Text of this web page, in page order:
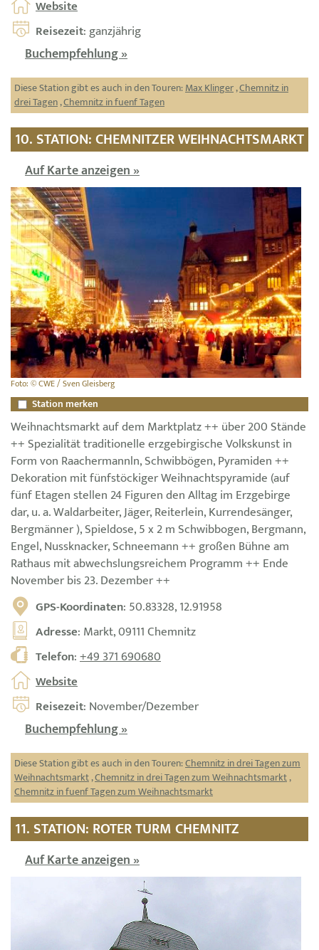
Website
Reisezeit: ganzjährig
Buchempfehlung »
Diese Station gibt es auch in den Touren:Max Klinger,Chemnitz in
drei Tagen,Chemnitz in fuenf Tagen
10. STATION: CHEMNITZER WEIHNACHTSMARKT
Auf Karte anzeigen »
Foto: © CWE / Sven Gleisberg
Station merken
Weihnachtsmarkt auf dem Marktplatz ++ über 200 Stände
++ Spezialität traditionelle erzgebirgische Volkskunst in
Form von Raachermannln, Schwibbögen, Pyramiden ++
Dekoration mit fünfstöckiger Weihnachtspyramide (auf
fünf Etagen stellen 24 Figuren den Alltag im Erzgebirge
dar, u. a. Waldarbeiter, Jäger, Reiterlein, Kurrendesänger,
Bergmänner ), Spieldose, 5 x 2 m Schwibbogen, Bergmann,
Engel, Nussknacker, Schneemann ++ großen Bühne am
Rathaus mit abwechslungsreichem Programm ++ Ende
November bis 23. Dezember ++
GPS-Koordinaten: 50.83328, 12.91958
Adresse: Markt, 09111 Chemnitz
Telefon:+49 371 690680
Website
Reisezeit: November/Dezember
Buchempfehlung »
Diese Station gibt es auch in den Touren:Chemnitz in drei Tagen zum
Weihnachtsmarkt,Chemnitz in drei Tagen zum Weihnachtsmarkt,
Chemnitz in fuenf Tagen zum Weihnachtsmarkt
11. STATION: ROTER TURM CHEMNITZ
Auf Karte anzeigen »